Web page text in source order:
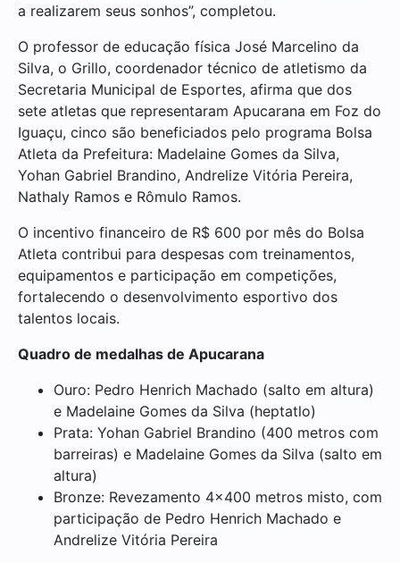
a realizarem seus sonhos”, completou.
O professor de educação física José Marcelino da
Silva, o Grillo, coordenador técnico de atletismo da
Secretaria Municipal de Esportes, afirma que dos
sete atletas que representaram Apucarana em Foz do
Iguaçu, cinco são beneficiados pelo programa Bolsa
Atleta da Prefeitura: Madelaine Gomes da Silva,
Yohan Gabriel Brandino, Andrelize Vitória Pereira,
Nathaly Ramos e Rômulo Ramos.
O incentivo financeiro de R$ 600 por mês do Bolsa
Atleta contribui para despesas com treinamentos,
equipamentos e participação em competições,
fortalecendo o desenvolvimento esportivo dos
talentos locais.
Quadro de medalhas de Apucarana
Ouro: Pedro Henrich Machado (salto em altura)
e Madelaine Gomes da Silva (heptatlo)
Prata: Yohan Gabriel Brandino (400 metros com
barreiras) e Madelaine Gomes da Silva (salto em
altura)
Bronze: Revezamento 4×400 metros misto, com
participação de Pedro Henrich Machado e
Andrelize Vitória Pereira